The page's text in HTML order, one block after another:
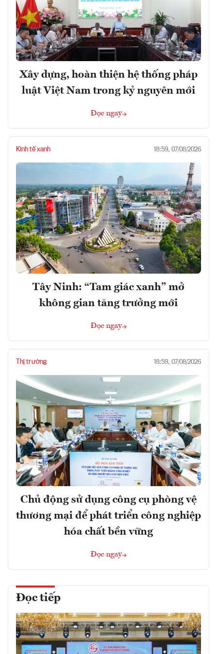
Xây dựng, hoàn thiện hệ thống pháp
luật Việt Nam trong kỷ nguyên mới
Đọc ngay
Kinh tế xanh 18:59, 07/08/2026
Tây Ninh: “Tam giác xanh” mở
không gian tăng trưởng mới
Đọc ngay
Thị trường 18:59, 07/08/2026
Chủ động sử dụng công cụ phòng vệ
thương mại để phát triển công nghiệp
hóa chất bền vững
Đọc ngay
Đọc tiếp